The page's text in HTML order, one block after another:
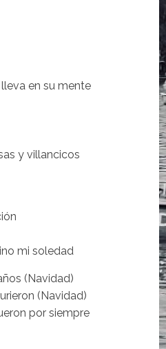
en su mente
y villancicos
mi soledad
(Navidad)
(Navidad)
por siempre